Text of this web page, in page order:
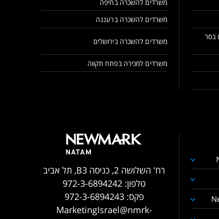
משרדים להשכרה בחיפה
משרדים להשכרה ברעננה
בסר
משרדים להשכרה בירושלים
משרדים למכירה בפתח תקווה
רח' השלושה 2, כניסה B3, תל אביב
טלפון:972-3-6894242
פקס:972-3-6894243
MarketingIsrael@nmrk-